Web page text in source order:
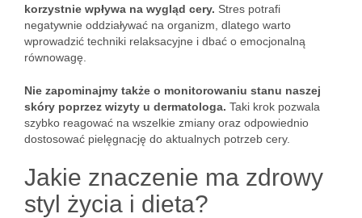
korzystnie wpływa na wygląd cery. Stres potrafi
negatywnie oddziaływać na organizm, dlatego warto
wprowadzić techniki relaksacyjne i dbać o emocjonalną
równowagę.
Nie zapominajmy także o monitorowaniu stanu naszej
skóry poprzez wizyty u dermatologa. Taki krok pozwala
szybko reagować na wszelkie zmiany oraz odpowiednio
dostosować pielęgnację do aktualnych potrzeb cery.
Jakie znaczenie ma zdrowy
styl życia i dieta?